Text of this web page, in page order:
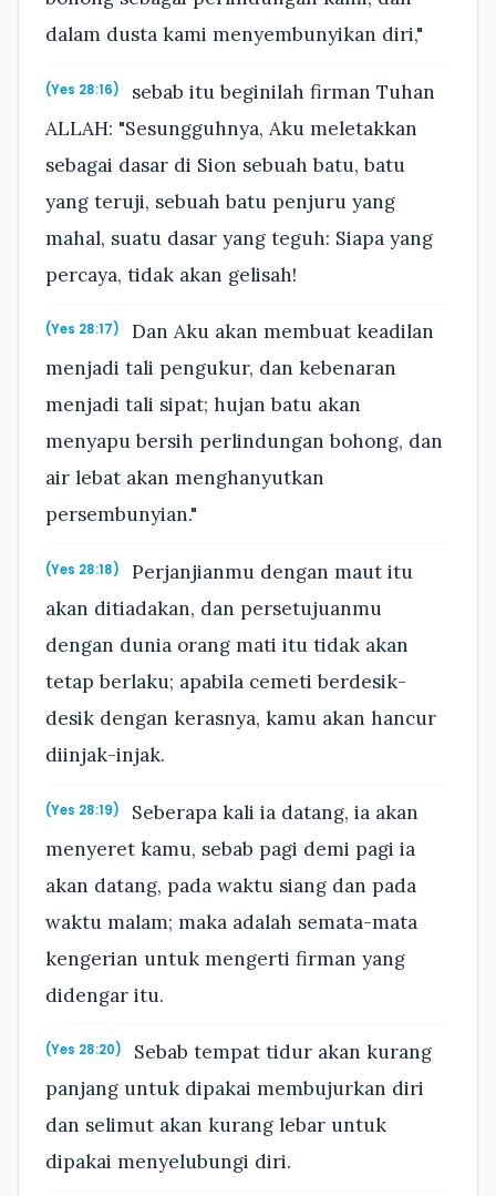
dalam dusta kami menyembunyikan diri,"
(Yes 28:16)
sebab itu beginilah firman Tuhan
ALLAH: "Sesungguhnya, Aku meletakkan
sebagai dasar di Sion sebuah batu, batu
yang teruji, sebuah batu penjuru yang
mahal, suatu dasar yang teguh: Siapa yang
percaya, tidak akan gelisah!
(Yes 28:17)
Dan Aku akan membuat keadilan
menjadi tali pengukur, dan kebenaran
menjadi tali sipat; hujan batu akan
menyapu bersih perlindungan bohong, dan
air lebat akan menghanyutkan
persembunyian."
(Yes 28:18)
Perjanjianmu dengan maut itu
akan ditiadakan, dan persetujuanmu
dengan dunia orang mati itu tidak akan
tetap berlaku; apabila cemeti berdesik-
desik dengan kerasnya, kamu akan hancur
diinjak-injak.
(Yes 28:19)
Seberapa kali ia datang, ia akan
menyeret kamu, sebab pagi demi pagi ia
akan datang, pada waktu siang dan pada
waktu malam; maka adalah semata-mata
kengerian untuk mengerti firman yang
didengar itu.
(Yes 28:20)
Sebab tempat tidur akan kurang
panjang untuk dipakai membujurkan diri
dan selimut akan kurang lebar untuk
dipakai menyelubungi diri.